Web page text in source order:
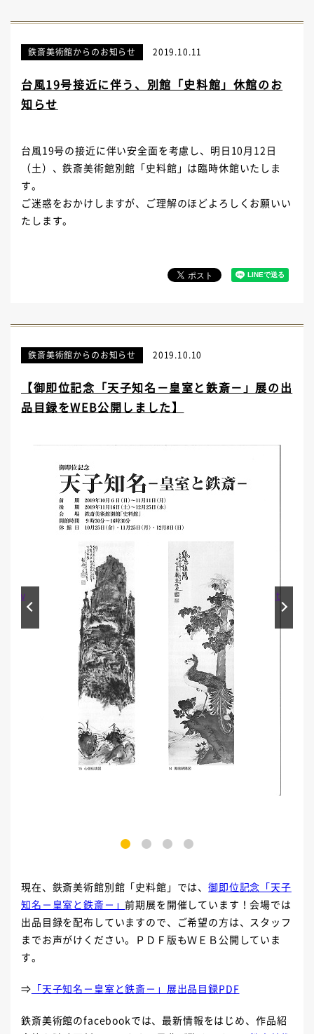
鉄斎美術館からのお知らせ 2019.10.11
台風19号接近に伴う、別館「史料館」休館のお
知らせ
台風19号の接近に伴い安全面を考慮し、明日10月12日
（土）、鉄斎美術館別館「史料館」は臨時休館いたしま
す。
ご迷惑をおかけしますが、ご理解のほどよろしくお願いい
たします。
鉄斎美術館からのお知らせ 2019.10.10
【御即位記念「天子知名－皇室と鉄斎－」展の出
品目録をWEB公開しました】
3 4
Prev Next
現在、鉄斎美術館別館「史料館」では、御即位記念「天子
知名－皇室と鉄斎－」前期展を開催しています！会場では
出品目録を配布していますので、ご希望の方は、スタッフ
までお声がけください。ＰＤＦ版もＷＥＢ公開していま
す。
⇒ 「天子知名－皇室と鉄斎－」展出品目録PDF
鉄斎美術館のfacebookでは、最新情報をはじめ、作品紹